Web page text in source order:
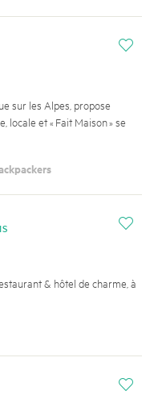
i
sur les Alpes, propose
locale et « Fait Maison » se
i
& hôtel de charme, à
i